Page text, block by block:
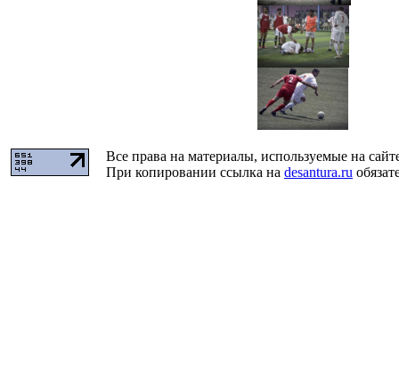
Все права на материалы, используемые на
При копировании ссылка на desantura.ru